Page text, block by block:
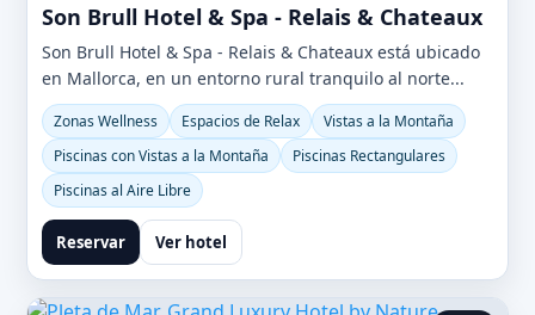
Son Brull Hotel & Spa - Relais & Chateaux
Son Brull Hotel & Spa - Relais & Chateaux está ubicado
en Mallorca, en un entorno rural tranquilo al norte...
Zonas Wellness Espacios de Relax
Vistas a la Montaña
Piscinas con Vistas a la Montaña
Piscinas Rectangulares
Piscinas al Aire Libre
Reservar Ver hotel